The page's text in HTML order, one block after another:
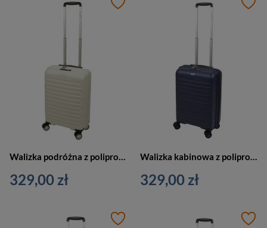
Walizka podróżna z polipropylenu unisex Dielle 100 kabinowa biała
329,00 zł
Walizka kabinowa z polipropylenu unisex Dielle 100 na 4 kółkach granatowa
329,00 zł